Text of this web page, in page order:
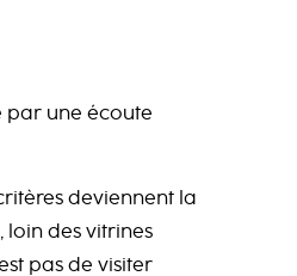
par une écoute
deviennent la
loin des vitrines
pas de visiter